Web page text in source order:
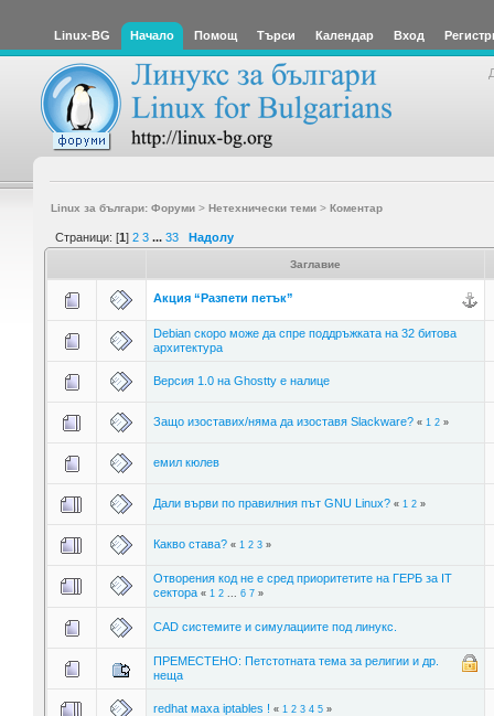
Linux-BG Начало Помощ Търси Календар Вход
Linux за българи: Форуми> Нетехнически теми> Коментар
Страници: [1] 2 3 ... 33 Надолу
Заглавие
Акция “Разпети петък”
Debian скоро може да спре поддръжката на 32 битова
архитектура
Версия 1.0 на Ghostty е налице
Защо изоставих/няма да изоставя Slackware? « 1 2»
емил кюлев
Дали върви по правилния път GNU Linux? « 1 2»
Какво става? « 1 2 3»
Отворения код не е сред приоритетите на ГЕРБ за IT
сектора « 1 2... 6 7»
CAD системите и симулациите под линукс.
ПРЕМЕСТЕНО: Петстотната тема за религии и др.
неща
redhat маха iptables ! « 1 2 3 4 5»